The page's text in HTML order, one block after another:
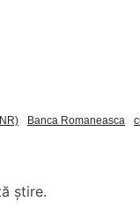
Banca Romaneasca
știre.